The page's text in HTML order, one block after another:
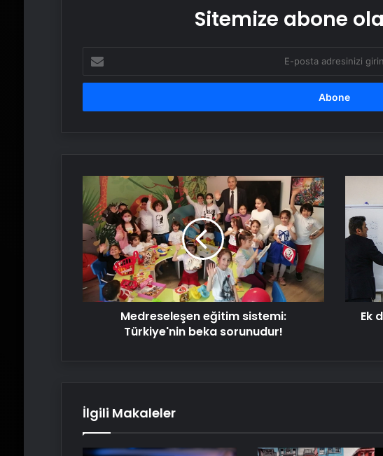
Sitemize abone
posta
adresinizi
Medreseleşen
eğitim
sistemi:
Türkiye'nin
beka
sorunudur!
Medreseleşen eğitim sistemi:
Türkiye'nin beka sorunudur!
Karar
Ek
İlgili Makaleler